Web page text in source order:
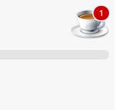
1